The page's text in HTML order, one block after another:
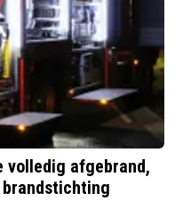
volledig afgebrand,